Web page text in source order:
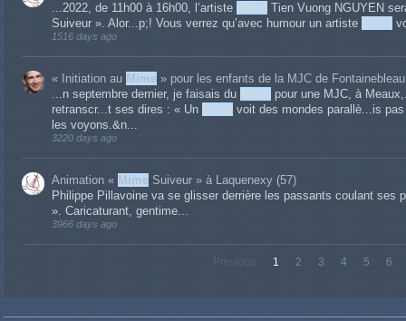
...2022, de 11h00 à 16h00, l’artiste Mime Tien Vuong NGUYEN
Suiveur ». Alor...p;! Vous verrez qu’avec humour un artiste Mime
1516 days ago
« Initiation au Mime » pour les enfants de la MJC de
...n septembre dernier, je faisais du Mime pour une MJC, à
retranscr...t ses dires : « Un Mime voit des mondes parallè...is
les voyons.&n...
3220 days ago
Animation « Mime Suiveur » à Laquenexy (57)
Philippe Pillavoine va se glisser derrière les passants coulant ses
». Caricaturant, gentime...
3966 days ago
Previous 1 2 3 4 5 6